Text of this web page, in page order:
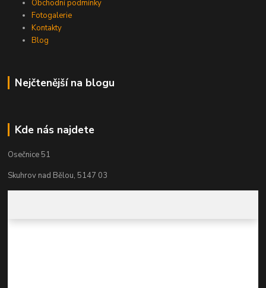
Obchodní podmínky
Fotogalerie
Kontakty
Blog
Nejčtenější na blogu
Kde nás najdete
Osečnice 51
Skuhrov nad Bělou, 5147 03